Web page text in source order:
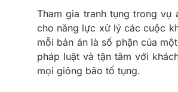
Tham gia tranh tụng trong vụ
cho năng lực xử lý các cuộc
mỗi bản án là số phận của
pháp luật và tận tâm với
mọi giông bão tố tụng.